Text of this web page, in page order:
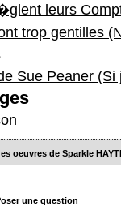
leurs
trop gentilles
Sue Peaner
oeuvres de Sparkle
une question